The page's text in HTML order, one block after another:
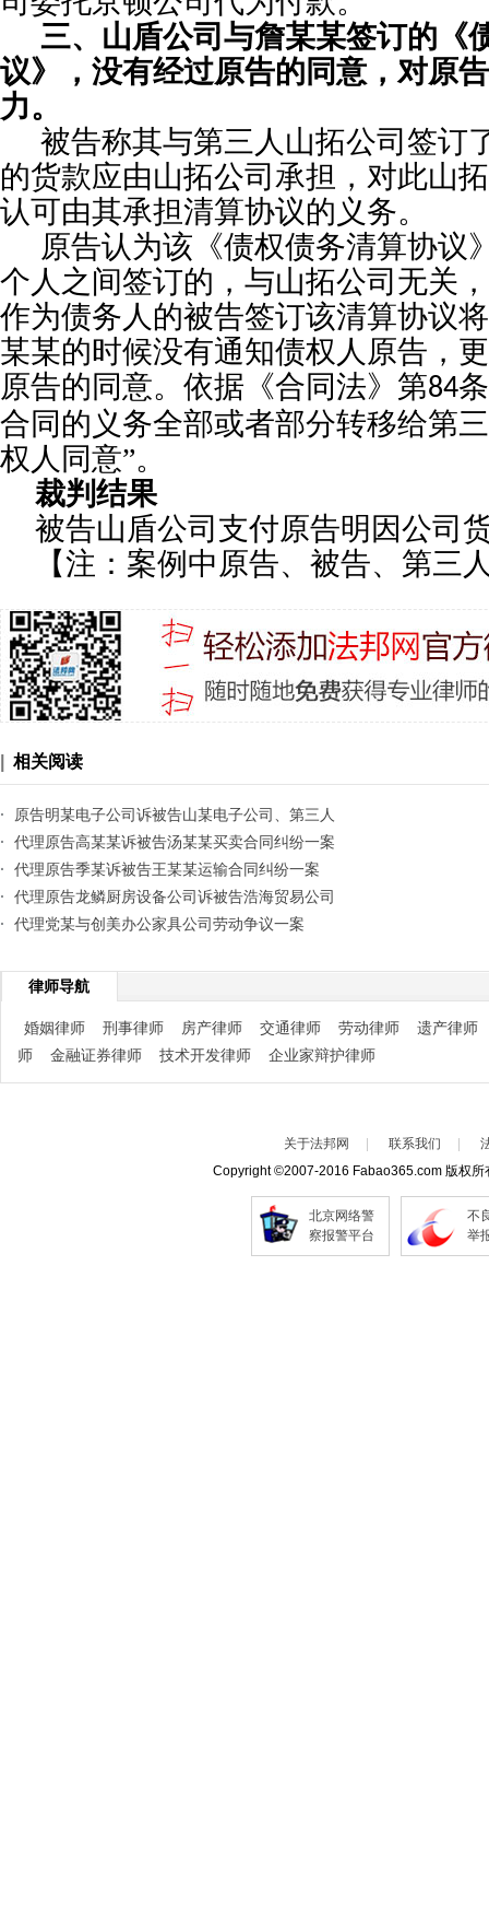
三、 山盾公司与詹某某签订的《
议》，没有经过原告的同意，对原
力。
被告称其与第三人 山拓公司签订
的货款应由山拓公司承担，对此山拓
认可由其承担清算协议的义务。
原告认为该《债权债务清算协议
个人之间签订的，与山拓公司无关
作为债务人的被告签订该清算协议
某某的时候没有通知债权人原告，
原告的同意。依据《合同法》第84
合同的义务全部或者部分转移给第
权人同意”。
裁判结果
被告山盾公司支付原告明因公司
【注：案例中原告、被告、第三
相关阅读
·
原告明某电子公司诉被告山某电子公司、第三人
某拓电子公司买卖合
·
代理原告高某某诉被告汤某某买卖合同纠纷一案
·
代理原告季某诉被告王某某运输合同纠纷一案
·
代理原告龙鳞厨房设备公司诉被告浩海贸易公司
承揽合同纠纷一案
· 代理党某与创美办公家具公司劳动争议一案
律师导航
婚姻律师 刑事律师 房产律师 交通律师 劳动律师
遗产律师
师
金融证券律师 技术开发律师 企业家辩护律师
关于法邦网 联系我们
Copyright©2007-2016 Fabao365.com 版权所
北京网络警
察报警平台
不
举